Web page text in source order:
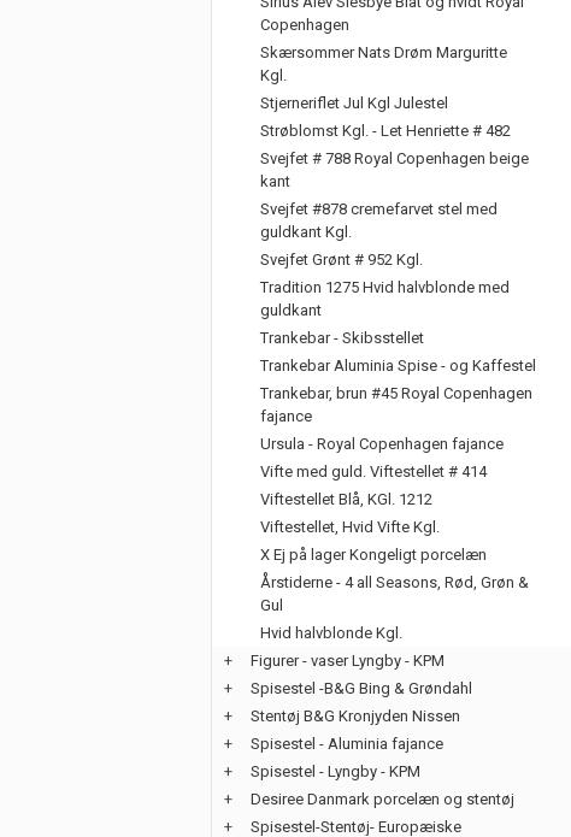
Copenhagen
Skærsommer Nats Drøm Marguritte
Kgl.
Stjerneriflet Jul Kgl Julestel
Strøblomst Kgl. - Let Henriette # 482
Svejfet # 788 Royal Copenhagen beige
kant
Svejfet #878 cremefarvet stel med
guldkant Kgl.
Svejfet Grønt # 952 Kgl.
Tradition 1275 Hvid halvblonde med
guldkant
Trankebar - Skibsstellet
Trankebar Aluminia Spise - og Kaffestel
Trankebar, brun #45 Royal Copenhagen
fajance
Ursula - Royal Copenhagen fajance
Vifte med guld. Viftestellet # 414
Viftestellet Blå, KGl. 1212
Viftestellet, Hvid Vifte Kgl.
X Ej på lager Kongeligt porcelæn
Årstiderne - 4 all Seasons, Rød, Grøn &
Gul
Hvid halvblonde Kgl.
+
Figurer - vaser Lyngby - KPM
+
Spisestel -B&G Bing & Grøndahl
+
Stentøj B&G Kronjyden Nissen
+
Spisestel - Aluminia fajance
+
Spisestel - Lyngby - KPM
+
Desiree Danmark porcelæn og stentøj
+
Spisestel-Stentøj- Europæiske